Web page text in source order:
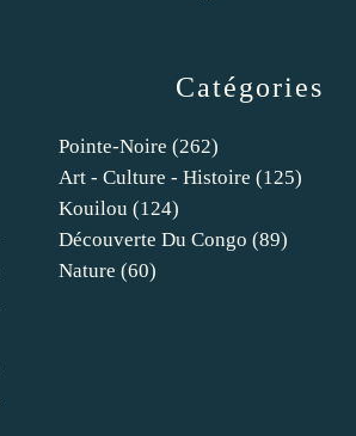
Catégories
Pointe-Noire (262)
Art - Culture - Histoire (125)
Kouilou (124)
Découverte Du Congo (89)
Nature (60)